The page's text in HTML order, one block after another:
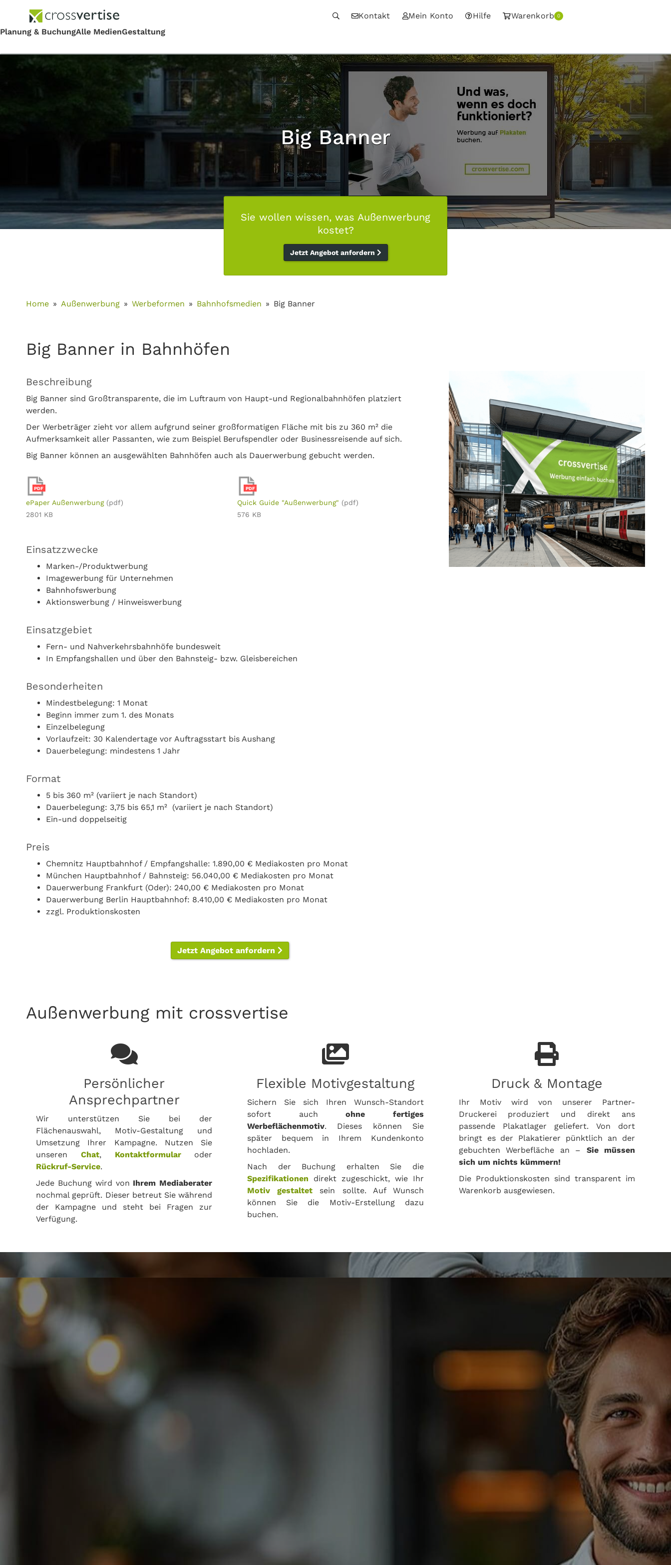
Kontakt Mein Konto Hilfe Warenkorb 0
Big Banner
Sie wollen wissen, was Außenwerbung
kostet?
Jetzt Angebot anfordern
Home Außenwerbung Werbeformen Bahnhofsmedien Big Banner
Big Banner in Bahnhöfen
Beschreibung
Big Banner sind Großtransparente, die im Luftraum von Haupt-und Regionalbahnhöfen platziert
werden.
Der Werbeträger zieht vor allem aufgrund seiner großformatigen Fläche mit bis zu 360 m² die
Aufmerksamkeit aller Passanten, wie zum Beispiel Berufspendler oder Businessreisende auf sich.
Big Banner können an ausgewählten Bahnhöfen auch als Dauerwerbung gebucht werden.
PDF
ePaper Außenwerbung (pdf)
2801 KB
PDF
Quick Guide "Außenwerbung" (pdf)
576 KB
Einsatzzwecke
Marken-/Produktwerbung
Imagewerbung für Unternehmen
Bahnhofswerbung
Aktionswerbung / Hinweiswerbung
Einsatzgebiet
Fern- und Nahverkehrsbahnhöfe bundesweit
In Empfangshallen und über den Bahnsteig- bzw. Gleisbereichen
Besonderheiten
Mindestbelegung: 1 Monat
Beginn immer zum 1. des Monats
Einzelbelegung
Vorlaufzeit: 30 Kalendertage vor Auftragsstart bis Aushang
Dauerbelegung: mindestens 1 Jahr
Format
5 bis 360 m² (variiert je nach Standort)
Dauerbelegung: 3,75 bis 65,1 m² (variiert je nach Standort)
Ein-und doppelseitig
Preis
Chemnitz Hauptbahnhof / Empfangshalle: 1.890,00 € Mediakosten pro Monat
München Hauptbahnhof / Bahnsteig: 56.040,00 € Mediakosten pro Monat
Dauerwerbung Frankfurt (Oder): 240,00 € Mediakosten pro Monat
Dauerwerbung Berlin Hauptbahnhof: 8.410,00 € Mediakosten pro Monat
zzgl. Produktionskosten
Jetzt Angebot anfordern
Außenwerbung mit crossvertise
Persönlicher
Ansprechpartner
Wir unterstützen Sie bei der
Flächenauswahl, Motiv-Gestaltung und
Umsetzung Ihrer Kampagne. Nutzen Sie
unseren Chat, Kontaktformularoder
Rückruf-Service.
Jede Buchung wird von Ihrem Mediaberater
nochmal geprüft. Dieser betreut Sie während
der Kampagne und steht bei Fragen zur
Verfügung.
Flexible Motivgestaltung
Sichern Sie sich Ihren Wunsch-Standort
sofort auchohne fertiges
Werbeflächenmotiv. Dieses können Sie
später bequem in Ihrem Kundenkonto
hochladen.
Nach der Buchung erhalten Sie die
Spezifikationen direkt zugeschickt, wie Ihr
Motiv gestaltet sein sollte. Auf Wunsch
können Sie die Motiv-Erstellung dazu
buchen.
Druck & Montage
Ihr Motiv wird von unserer Partner-
Druckerei produziert und direkt ans
passende Plakatlager geliefert. Von dort
bringt es der Plakatierer pünktlich an der
gebuchten Werbefläche an – Sie müssen
sich um nichts kümmern!
Die Produktionskosten sind transparent im
Warenkorb ausgewiesen.